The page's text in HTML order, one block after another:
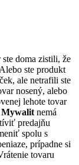
doma zistili, že
ste produkt
ale netrafili ste
nosený, alebo
lehote tovar
Mywalit nemá
predajňu
spolu s
prípadne si
tovaru